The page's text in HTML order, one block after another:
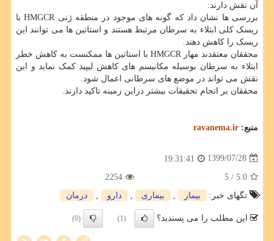
آن نقش دارند.
بررسی ها نشان داد که گونه های موجود در منطقه ژنی HMGCR با
ریسک کلی ابتلاء به سرطان مرتبط هستند و استاتین ها می توانند این
ریسک را کاهش دهند.
محققان معتقدند مهار HMGCR با استاتین ها ممکنست به کاهش خطر
ابتلاء به سرطان بوسیله مکانیسم های کاهش لیپید کمک نماید و این
نقش می تواند در موضع های سرطانی اعمال شود.
محققان بر انجام تحقیقات بیشتر دراین زمینه تاکید دارند.
منبع: ravanema.ir
1399/07/28
19:31:41
5.0
/ 5
2254
تگهای خبر:
بیمار بیماری دارو درمان
این مطلب را می پسندید؟ (1)
(0)